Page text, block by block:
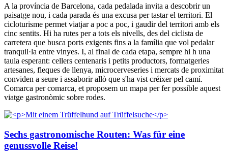
A la província de Barcelona, cada pedalada invita a descobrir un
paisatge nou, i cada parada és una excusa per tastar el territori. El
cicloturisme permet viatjar a poc a poc, i gaudir del territori amb els
cinc sentits. Hi ha rutes per a tots els nivells, des del ciclista de
carretera que busca ports exigents fins a la família que vol pedalar
tranquil·la entre vinyes. I, al final de cada etapa, sempre hi h una
taula esperant: cellers centenaris i petits productors, formatgeries
artesanes, fleques de llenya, microcerveseries i mercats de proximitat
conviden a seure i assaborir allò que s'ha vist créixer pel camí.
Comarca per comarca, et proposem un mapa per fer possible aquest
viatge gastronòmic sobre rodes.
Sechs gastronomische Routen: Was für eine
genussvolle Reise!